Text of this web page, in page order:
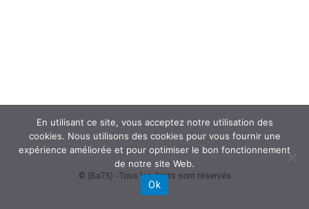
© (Ba75) - Tous les droits sont réservés
En utilisant ce site, vous acceptez notre utilisation des
cookies. Nous utilisons des cookies pour vous fournir une
expérience améliorée et pour optimiser le bon fonctionnement
de notre site Web.
Ok